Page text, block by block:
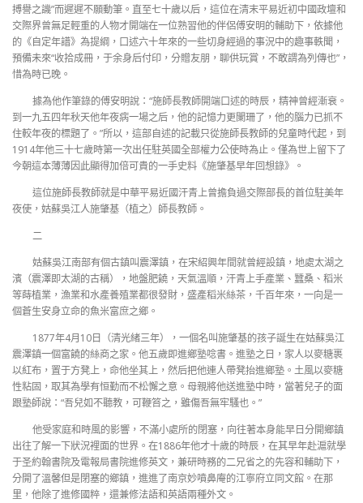
搏譽之譏”而遲遲不願動筆。直至七十歲以后，這位在清末平易近初中國政壇和
交際界曾無足輕重的人物才開端在一位熟習他的伴侶傅安明的輔助下，依據他
的《自定年譜》為提綱，口述六十年來的一些切身經過的事況中的趣事軼聞，
預備未來“收拾成冊，于余身后付印，分贈友朋，聊供玩賞，不敢謂為列傳也”，
惜為時已晚。
據為他作筆錄的傅安明說：“施師長教師開端口述的時辰，精神曾經漸衰。
到一九五四年秋天他年夜病一場之后，他的記憶力更闌珊了，他的腦力已抓不
住較年夜的標題了。”所以，這部自述的記載只從施師長教師的兒童時代起，到
1914年他三十七歲時第一次出任駐英國全部權力公使時為止。僅為世上留下了
今朝這本薄薄因此顯得加倍可貴的一手史料《施肇基早年回想錄》。
這位施師長教師就是中華平易近國汗青上曾擔負過交際部長的首位駐美年
夜使，姑蘇吳江人施肇基（植之）師長教師。
二
姑蘇吳江南部有個古鎮叫震澤鎮，在宋紹興年間就曾經設鎮，地處太湖之
濱（震澤即太湖的古稱），地盤肥饒，天氣溫順，汗青上手產業、蠶桑、稻米
等蒔植業，漁業和水產養殖業都很發財，盛產稻米絲茶，千百年來，一向是一
個蒼生安身立命的魚米富庶之鄉。
1877年4月10日（清光緒三年），一個名叫施肇基的孩子誕生在姑蘇吳江
震澤鎮一個富饒的絲商之家。他五歲即進鄉塾唸書。進塾之日，家人以麥糖裹
以紅布，置于方凳上，命他坐其上，然后把他連人帶凳抬進鄉塾。土風以麥糖
性粘固，取其為學有恒勤而不松懈之意。母親將他送進塾中時，當著兒子的面
跟塾師說：“吾兒如不聽教，可鞭笞之，雖傷吾無牢騷也。”
他受家庭和時風的影響，不滿小處所的閉塞，向往著本身能早日分開鄉鎮
出往了解一下狀況裡面的世界。在1886年他才十歲的時辰，在其早年赴滬就學
于圣約翰書院及電報局書院進修英文，兼研時務的二兄省之的先容和輔助下，
分開了溫馨但是閉塞的鄉鎮，進進了南京妙噴鼻庵的江寧府立同文館。在那
里，他除了進修國粹，還兼修法語和英語兩種外文。